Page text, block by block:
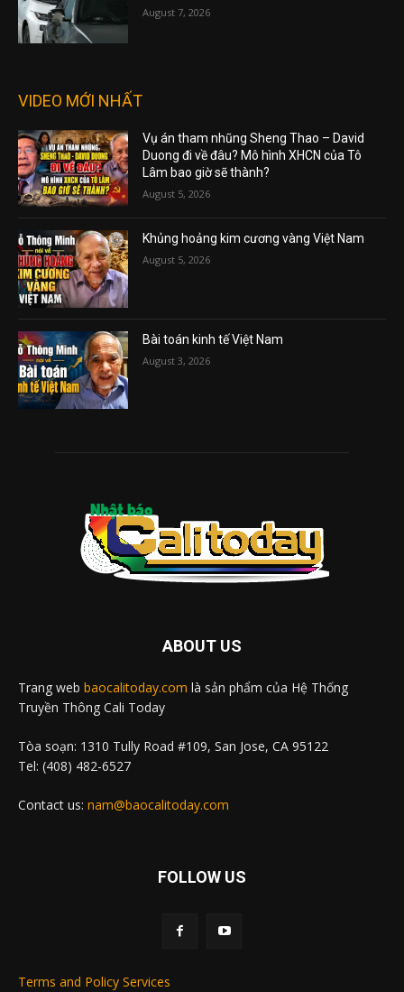
August 7, 2026
VIDEO MỚI NHẤT
Vụ án tham nhũng Sheng Thao – David
Duong đi về đâu? Mô hình XHCN của Tô
Lâm bao giờ sẽ thành?
August 5, 2026
Khủng hoảng kim cương vàng Việt Nam
August 5, 2026
Bài toán kinh tế Việt Nam
August 3, 2026
ABOUT US
Trang web baocalitoday.com là sản phẩm của Hệ Thống
Truyền Thông Cali Today
Tòa soạn: 1310 Tully Road #109, San Jose, CA 95122
Tel: (408) 482-6527
Contact us: nam@baocalitoday.com
FOLLOW US
Terms and Policy Services